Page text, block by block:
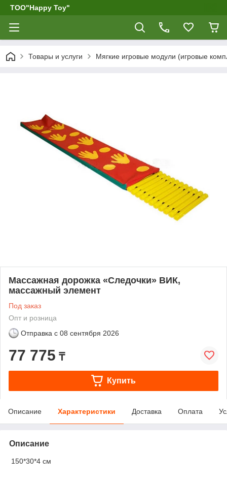
ТОО"Happy Toy"
Товары и услуги Мягкие игровые модули (игровые
Массажная дорожка «Следочки» ВИК,
массажный элемент
Под заказ
Опт и розница
Отправка с 08 сентября 2026
77 775 ₸
Купить
Описание Характеристики Доставка Оплата
Описание
150*30*4 см